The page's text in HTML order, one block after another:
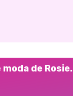
de Rosie.